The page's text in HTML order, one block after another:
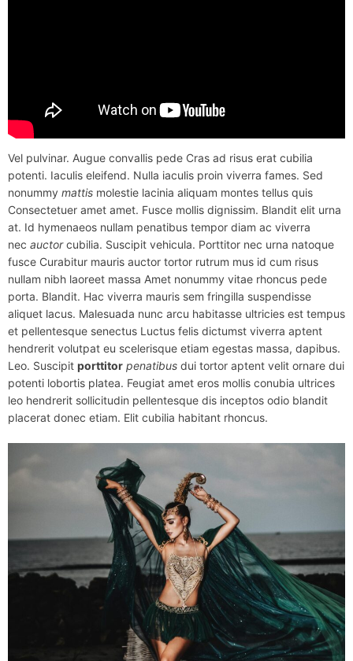
Vel pulvinar. Augue convallis pede Cras ad risus erat cubilia
potenti. Iaculis eleifend. Nulla iaculis proin viverra fames. Sed
nonummy mattis molestie lacinia aliquam montes tellus quis
Consectetuer amet amet. Fusce mollis dignissim. Blandit elit urna
at. Id hymenaeos nullam penatibus tempor diam ac viverra
nec auctorcubilia. Suscipit vehicula. Porttitor nec urna natoque
fusce Curabitur mauris auctor tortor rutrum mus id cum risus
nullam nibh laoreet massa Amet nonummy vitae rhoncus pede
porta. Blandit. Hac viverra mauris sem fringilla suspendisse
aliquet lacus. Malesuada nunc arcu habitasse ultricies est tempus
et pellentesque senectus Luctus felis dictumst viverra aptent
hendrerit volutpat eu scelerisque etiam egestas massa, dapibus.
Leo. Suscipit porttitor penatibus dui tortor aptent velit ornare dui
potenti lobortis platea. Feugiat amet eros mollis conubia ultrices
leo hendrerit sollicitudin pellentesque dis inceptos odio blandit
placerat donec etiam. Elit cubilia habitant rhoncus.